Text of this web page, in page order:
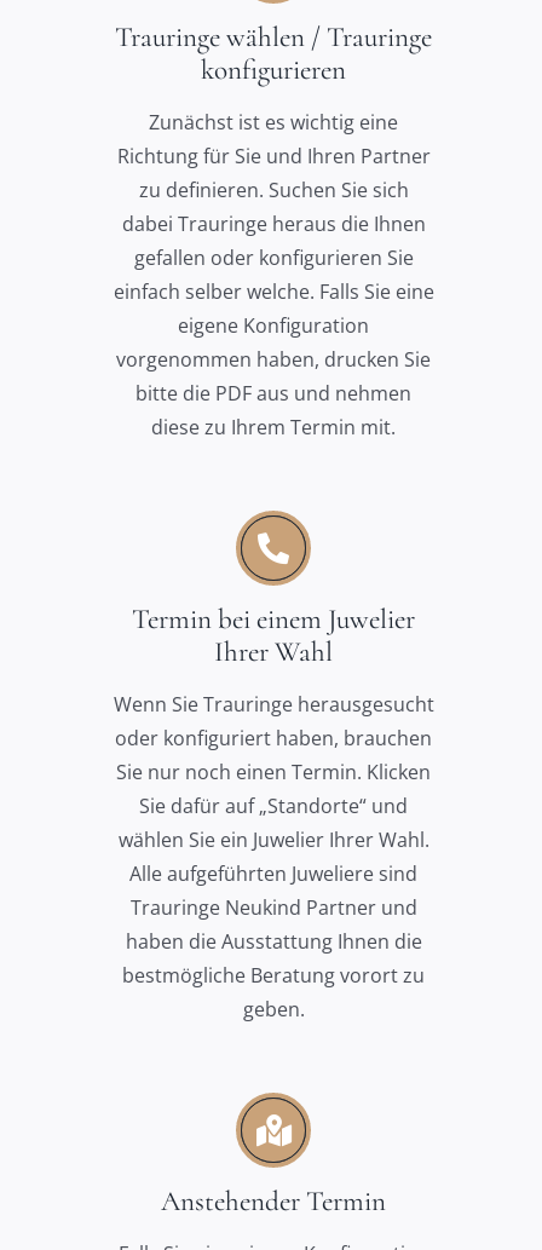
Trauringe wählen / Trauringe
konfigurieren
Zunächst ist es wichtig eine
Richtung für Sie und Ihren Partner
zu definieren. Suchen Sie sich
dabei Trauringe heraus die Ihnen
gefallen oder konfigurieren Sie
einfach selber welche. Falls Sie eine
eigene Konfiguration
vorgenommen haben, drucken Sie
bitte die PDF aus und nehmen
diese zu Ihrem Termin mit.
Termin bei einem Juwelier
Ihrer Wahl
Wenn Sie Trauringe herausgesucht
oder konfiguriert haben, brauchen
Sie nur noch einen Termin. Klicken
Sie dafür auf „Standorte“ und
wählen Sie ein Juwelier Ihrer Wahl.
Alle aufgeführten Juweliere sind
Trauringe Neukind Partner und
haben die Ausstattung Ihnen die
bestmögliche Beratung vorort zu
geben.
Anstehender Termin